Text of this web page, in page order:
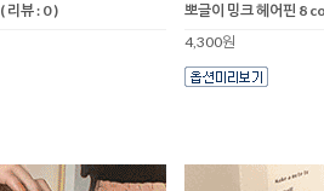
( 리뷰 : 0 )
뽀글이 밍크 헤어핀 8
4,300원